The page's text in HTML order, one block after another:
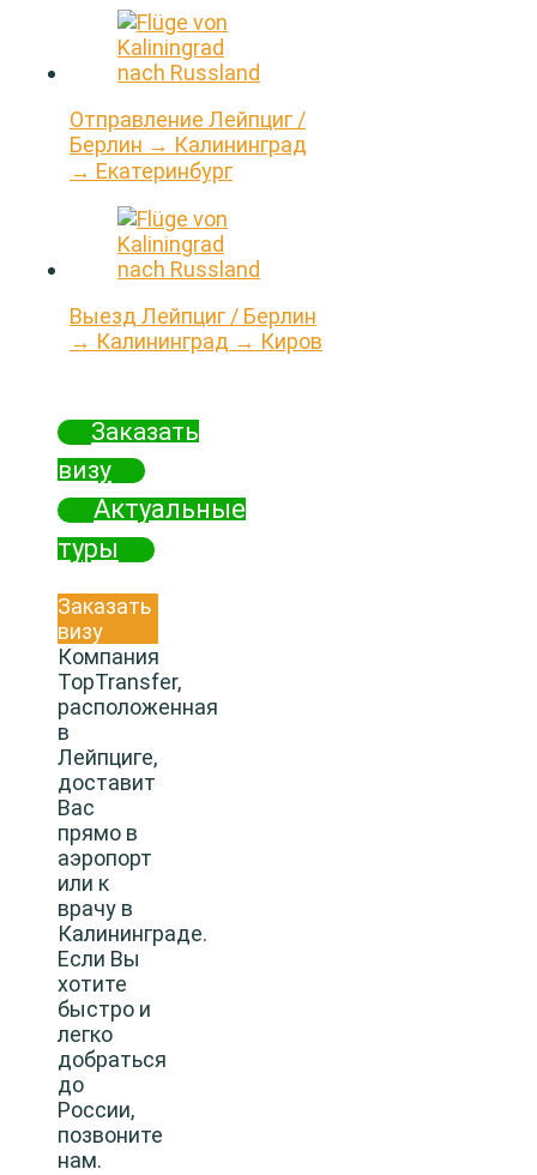
Отправление Лейпциг /
Берлин → Калининград
→ Екатеринбург
Выезд Лейпциг / Берлин
→ Калининград → Киров
Заказать
визу
Актуальные
туры
Заказать
визу
Компания
TopTransfer,
расположенная
в
Лейпциге,
доставит
Вас
прямо в
аэропорт
или к
врачу в
Калининграде.
Если Вы
хотите
быстро и
легко
добраться
до
России,
позвоните
нам.